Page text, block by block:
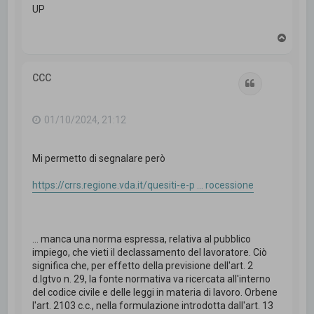
UP
CCC
01/10/2024, 21:12
Mi permetto di segnalare però
https://crrs.regione.vda.it/quesiti-e-p ... rocessione
... manca una norma espressa, relativa al pubblico
impiego, che vieti il declassamento del lavoratore. Ciò
significa che, per effetto della previsione dell'art. 2
d.lgtvo n. 29, la fonte normativa va ricercata all'interno
del codice civile e delle leggi in materia di lavoro. Orbene
l'art. 2103 c.c., nella formulazione introdotta dall'art. 13